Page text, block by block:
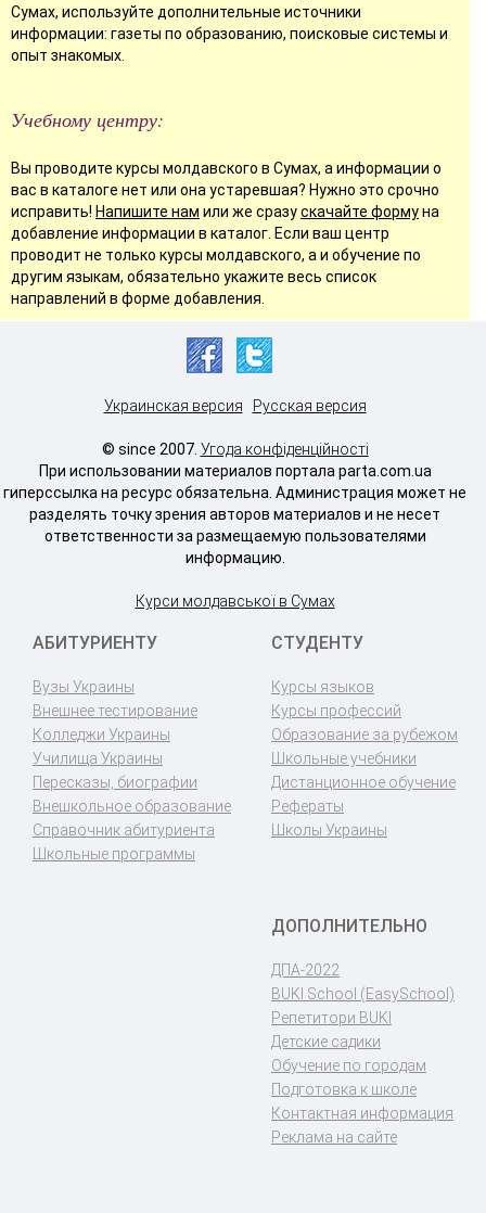
Сумах, используйте дополнительные источники
информации: газеты по образованию, поисковые системы и
опыт знакомых.
Учебному центру:
Вы проводите курсы молдавского в Сумах, а информации о
вас в каталоге нет или она устаревшая? Нужно это срочно
исправить! Напишите нам или же сразускачайте формуна
добавление информации в каталог. Если ваш центр
проводит не только курсы молдавского, а и обучение по
другим языкам, обязательно укажите весь список
направлений в форме добавления.
Украинская версия Русская версия
© since 2007. Угода конфіденційності
При использовании материалов портала parta.com.ua
гиперссылка на ресурс обязательна. Администрация может не
разделять точку зрения авторов материалов и не несет
ответственности за размещаемую пользователями
информацию.
Курси молдавської в Сумах
АБИТУРИЕНТУ
Вузы Украины
Внешнее тестирование
Колледжи Украины
Училища Украины
Пересказы, биографии
Внешкольное образование
Справочник абитуриента
Школьные программы
СТУДЕНТУ
Курсы языков
Курсы профессий
Образование за рубежом
Школьные учебники
Дистанционное обучение
Рефераты
Школы Украины
ДОПОЛНИТЕЛЬНО
ДПА-2022
BUKI School (EasySchool)
Репетитори BUKI
Детские садики
Обучение по городам
Подготовка к школе
Контактная информация
Реклама на сайте